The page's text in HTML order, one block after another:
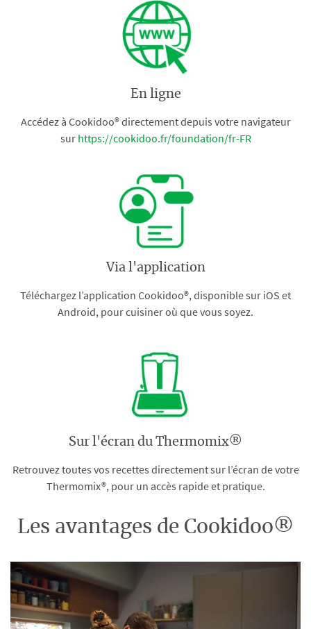
En ligne
Accédez à Cookidoo® directement depuis votre navigateur
sur https://cookidoo.fr/foundation/fr-FR
Via l'application
Téléchargez l’application Cookidoo®, disponible sur iOS et
Android, pour cuisiner où que vous soyez.
Sur l'écran du Thermomix®
Retrouvez toutes vos recettes directement sur l’écran de votre
Thermomix®, pour un accès rapide et pratique.
Les avantages de Cookidoo®